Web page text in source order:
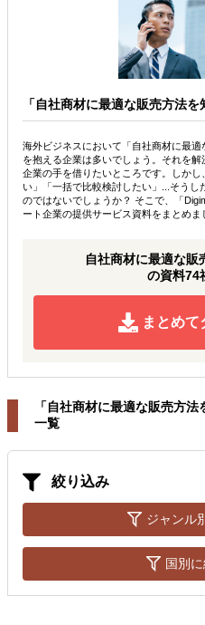
「自社商材に最適な販売方法
海外ビジネスにおいて「自社商材に最
を抱える企業は多いでしょう。それを
企業の手を借りたいところです。しか
い」「一括で比較検討したい」...そう
のではないでしょうか？ そこで、「
ート企業の提供サービス資料をまとめま
自社商材に最適な販
の資料74
まとめて
「自社商材に最適な販売方
一覧
絞り込み
ジャンル
国別